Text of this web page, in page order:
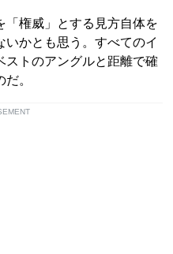
権威」とする見方自体を
かとも思う。すべてのイ
ストのアングルと距離で確
。